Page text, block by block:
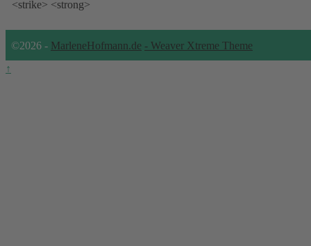
<strike> <strong>
©2026 - MarleneHofmann.de - Weaver Xtreme Theme
↑